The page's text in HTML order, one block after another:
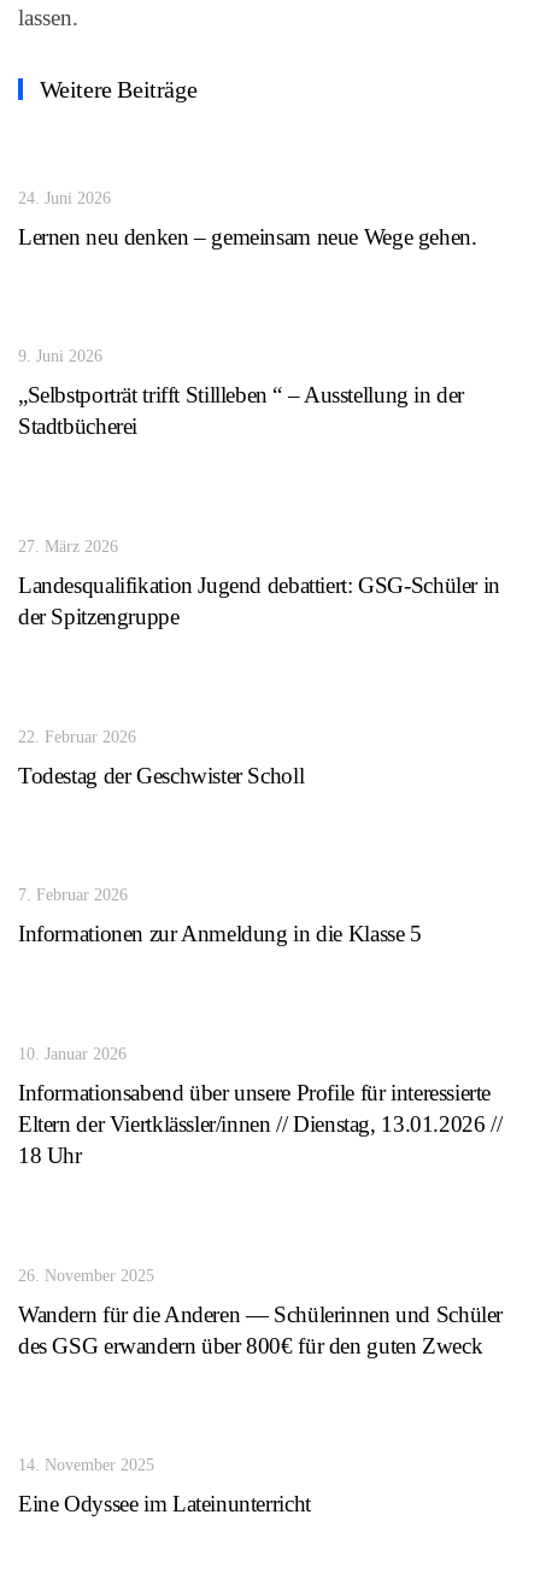
lassen.
Weitere Beiträge
24. Juni 2026
Lernen neu denken – gemeinsam neue Wege gehen.
9. Juni 2026
„Selbstporträt trifft Stillleben “ – Ausstellung in der
Stadtbücherei
27. März 2026
Landesqualifikation Jugend debattiert: GSG-Schüler in
der Spitzengruppe
22. Februar 2026
Todestag der Geschwister Scholl
7. Februar 2026
Informationen zur Anmeldung in die Klasse 5
10. Januar 2026
Informationsabend über unsere Profile für interessierte
Eltern der Viertklässler/innen // Dienstag, 13.01.2026 //
18 Uhr
26. November 2025
Wandern für die Anderen — Schülerinnen und Schüler
des GSG erwandern über 800€ für den guten Zweck
14. November 2025
Eine Odyssee im Lateinunterricht